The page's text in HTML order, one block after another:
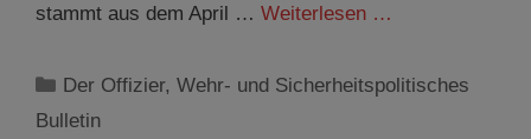
stammt aus dem April … Weiterlesen …
Kategorien
Der Offizier,Wehr- und Sicherheitspolitisches
Bulletin